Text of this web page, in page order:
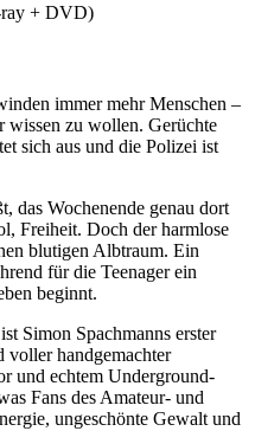
+ DVD)
immer mehr Menschen –
wissen zu wollen. Gerüchte
sich aus und die Polizei ist
das Wochenende genau dort
Freiheit. Doch der harmlose
blutigen Albtraum. Ein
für die Teenager ein
beginnt.
ist Simon Spachmanns erster
handgemachter
und echtem Underground-
Fans des Amateur- und
ungeschönte Gewalt und